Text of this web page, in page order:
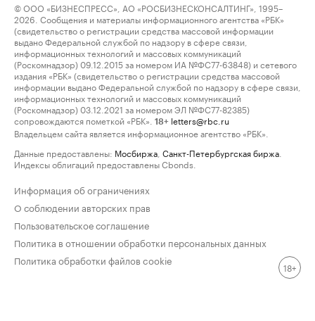
© ООО «БИЗНЕСПРЕСС», АО «РОСБИЗНЕСКОНСАЛТИНГ», 1995–
2026. Сообщения и материалы информационного агентства «РБК»
(свидетельство о регистрации средства массовой информации
выдано Федеральной службой по надзору в сфере связи,
информационных технологий и массовых коммуникаций
(Роскомнадзор) 09.12.2015 за номером ИА №ФС77-63848) и сетевого
издания «РБК» (свидетельство о регистрации средства массовой
информации выдано Федеральной службой по надзору в сфере связи,
информационных технологий и массовых коммуникаций
(Роскомнадзор) 03.12.2021 за номером ЭЛ №ФС77-82385)
сопровождаются пометкой «РБК».
18+ letters@rbc.ru
Владельцем сайта является информационное агентство «РБК».
Данные предоставлены: Мосбиржа Санкт-Петербургская биржа
Индексы облигаций предоставлены Cbonds.
Информация об ограничениях
О соблюдении авторских прав
Пользовательское соглашение
Политика в отношении обработки персональных данных
Политика обработки файлов cookie
18+